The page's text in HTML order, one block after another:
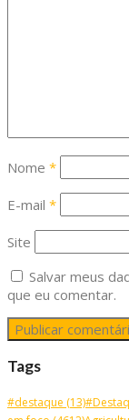
Nome *
E-mail *
Site
Salvar meus
que eu comentar.
Tags
#destaque (13)